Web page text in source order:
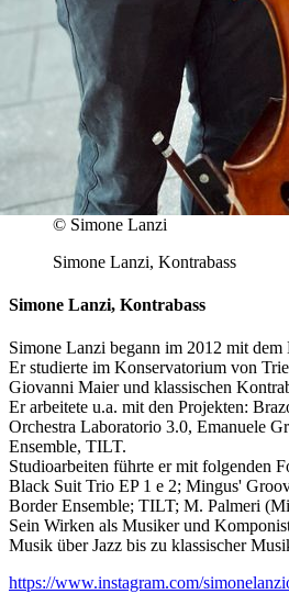
© Simone Lanzi
Simone Lanzi, Kontrabass
Simone Lanzi, Kontrabass
Simone Lanzi begann im 2012 mit dem
Er studierte im Konservatorium von
Giovanni Maier und klassischen
Er arbeitete u.a. mit den Projekten:
Orchestra Laboratorio 3.0, Emanuele
Ensemble, TILT.
Studioarbeiten führte er mit folgenden
Black Suit Trio EP 1 e 2; Mingus'
Border Ensemble; TILT; M. Palmeri
Sein Wirken als Musiker und
Musik über Jazz bis zu klassischer
https://www.instagram.com/